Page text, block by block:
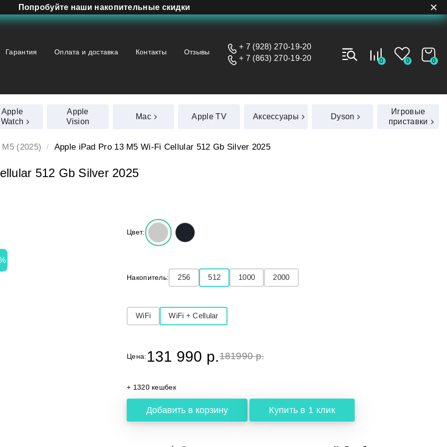
✕
Попробуйте наши накопительные скидки
Гарантия Оплата и доставка Контакты Отзывы
+ 7 (928) 270-19-20
+ 7 (863) 270-19-20
0 0 0
Apple
Watch
Apple
Vision
Mac Apple TV Аксессуары Dyson
Игровые
приставки
(2025) Apple iPad Pro 13 M5 Wi‑Fi Cellular 512 Gb Silver 2025
512 Gb Silver 2025
Цвет:
Накопитель: 256 512 1000 2000
WiFi WiFi + Cellular
Цена: 131 990 p.181990 р.
+ 1320 кешбек
Добавить в корзину Купить в 1 клик